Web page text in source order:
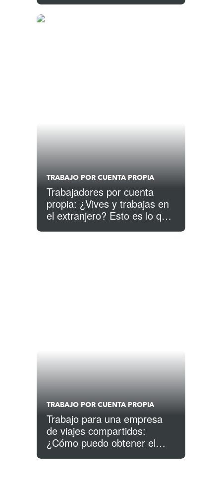
TRABAJO POR CUENTA PROPIA
Trabajadores por cuenta
propia: ¿Vives y trabajas en
el extranjero? Esto es lo que
TRABAJO POR CUENTA PROPIA
Trabajo para una empresa
de viajes compartidos:
¿Cómo puedo obtener el